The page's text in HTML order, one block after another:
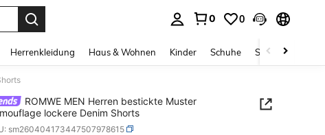
0 0
Herrenkleidung Haus & Wohnen Kinder Schuhe Schmuck &
ROMWE MEN Herren bestickte Muster
lockere Denim Shorts
sm260404173447507978615